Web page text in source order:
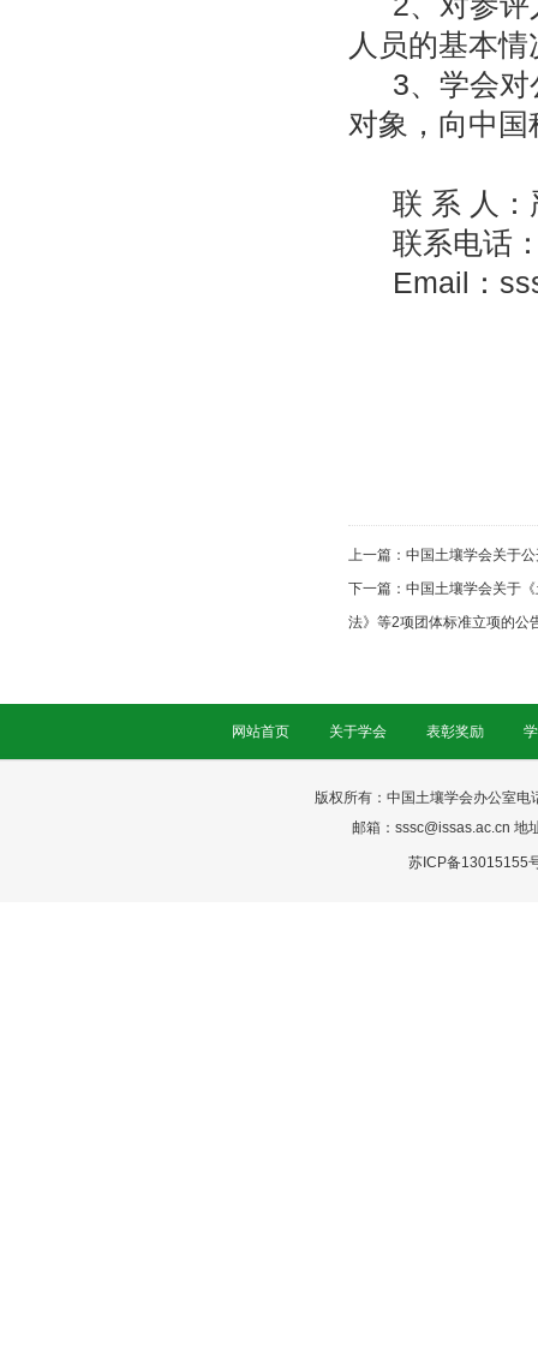
人员的基本
3、学会
对象，向中
联 系 人
联系电话
Email：
上一篇： 中国土壤学会关于
下一篇： 中国土壤学会关于
法》等2项团体标准立项的公
网站首页 关于学会 表彰奖励
版权所有：中国土壤学会办公室
邮箱：sssc@issas.ac.cn 地
苏ICP备13015155